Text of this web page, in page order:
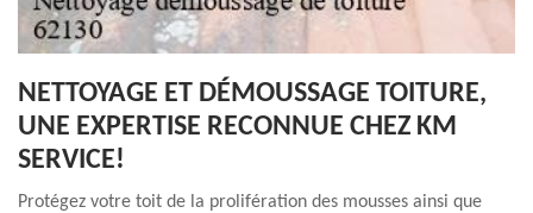
NETTOYAGE ET DÉMOUSSAGE TOITURE,
UNE EXPERTISE RECONNUE CHEZ KM
SERVICE!
Protégez votre toit de la prolifération des mousses ainsi que